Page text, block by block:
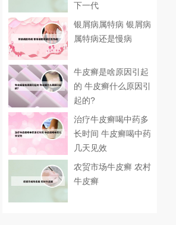
下一代
银屑病属特病 银屑病
属特病还是慢病
牛皮癣是啥原因引起
的 牛皮癣什么原因引
起的?
治疗牛皮癣喝中药多
长时间 牛皮癣喝中药
几天见效
农贸市场牛皮癣 农村
牛皮癣